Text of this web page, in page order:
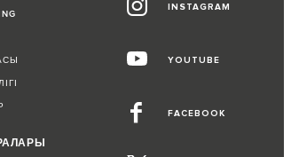
INSTAGRAM
YOUTUBE
FACEBOOK